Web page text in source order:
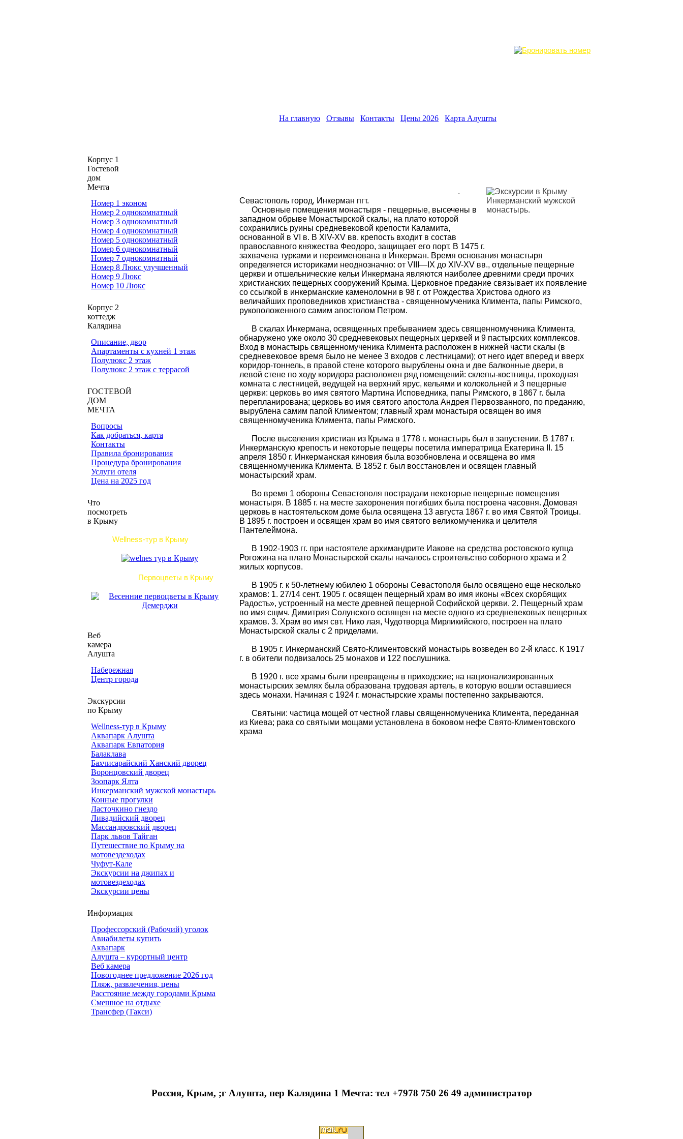
На главную Отзывы Контакты Цены 2026 Карта Алушты
Корпус 1
Гостевой
дом
Мечта
Номер 1 эконом
Номер 2 однокомнатный
Номер 3 однокомнатный
Номер 4 однокомнатный
Номер 5 однокомнатный
Номер 6 однокомнатный
Номер 7 однокомнатный
Номер 8 Люкс улучшенный
Номер 9 Люкс
Номер 10 Люкс
Корпус 2
коттедж
Калядина
Описание, двор
Апартаменты c кухней 1 этаж
Полулюкс 2 этаж
Полулюкс 2 этаж с террасой
ГОСТЕВОЙ
ДОМ
МЕЧТА
Вопросы
Как добраться, карта
Контакты
Правила бронирования
Процедура бронирования
Услуги отеля
Цена на 2025 год
Что
посмотреть
в Крыму
Wellness-тур в Крыму
Первоцветы в Крыму
Веб
камера
Алушта
Набережная
Центр города
Экскурсии
по Крыму
Wellness-тур в Крыму
Аквапарк Алушта
Аквапарк Евпатория
Балаклава
Бахчисарайский Ханский дворец
Воронцовский дворец
Зоопарк Ялта
Инкерманский мужской монастырь
Конные прогулки
Ласточкино гнездо
Ливадийский дворец
Массандровский дворец
Парк львов Тайган
Путешествие по Крыму на
мотовездеходах
Чуфут-Кале
Экскурсии на джипах и
мотовездеходах
Экскурсии цены
Информация
Профессорский (Рабочий) уголок
Авиабилеты купить
Аквапарк
Алушта – курортный центр
Веб камера
Новогоднее предложение 2026 год
Пляж, развлечения, цены
Расстояние между городами Крыма
Смешное на отдыхе
Трансфер (Такси)
.
Севастополь город, Инкерман пгт.
Основные помещения монастыря - пещерные, высечены в
западном обрыве Монастырской скалы, на плато которой
сохранились руины средневековой крепости Каламита,
основанной в VI в. В XIV-XV вв. крепость входит в состав
православного княжества Феодоро, защищает его порт. В 1475 г.
захвачена турками и переименована в Инкерман. Время основания монастыря
определяется историками неоднозначно: от VIII—IX до XIV-XV вв., отдельные пещерные
церкви и отшельнические кельи Инкермана являются наиболее древними среди прочих
христианских пещерных сооружений Крыма. Церковное предание связывает их появление
со ссылкой в инкерманские каменоломни в 98 г. от Рождества Христова одного из
величайших проповедников христианства - священномученика Климента, папы Римского,
рукоположенного самим апостолом Петром.
В скалах Инкермана, освященных пребыванием здесь священномученика Климента,
обнаружено уже около 30 средневековых пещерных церквей и 9 пастырских комплексов.
Вход в монастырь священномученика Климента расположен в нижней части скалы (в
средневековое время было не менее 3 входов с лестницами); от него идет вперед и вверх
коридор-тоннель, в правой стене которого вырублены окна и две балконные двери, в
левой стене по ходу коридора расположен ряд помещений: склепы-костницы, проходная
комната с лестницей, ведущей на верхний ярус, кельями и колокольней и 3 пещерные
церкви: церковь во имя святого Мартина Исповедника, папы Римского, в 1867 г. была
перепланирована; церковь во имя святого апостола Андрея Первозванного, по преданию,
вырублена самим папой Климентом; главный храм монастыря освящен во имя
священномученика Климента, папы Римского.
После выселения христиан из Крыма в 1778 г. монастырь был в запустении. В 1787 г.
Инкерманскую крепость и некоторые пещеры посетила императрица Екатерина II. 15
апреля 1850 г. Инкерманская киновия была возобновлена и освящена во имя
священномученика Климента. В 1852 г. был восстановлен и освящен главный
монастырский храм.
Во время 1 обороны Севастополя пострадали некоторые пещерные помещения
монастыря. В 1885 г. на месте захоронения погибших была построена часовня. Домовая
церковь в настоятельском доме была освящена 13 августа 1867 г. во имя Святой Троицы.
В 1895 г. построен и освящен храм во имя святого великомученика и целителя
Пантелеймона.
В 1902-1903 гг. при настоятеле архимандрите Иакове на средства ростовского купца
Рогожина на плато Монастырской скалы началось строительство соборного храма и 2
жилых корпусов.
В 1905 г. к 50-летнему юбилею 1 обороны Севастополя было освящено еще несколько
храмов: 1. 27/14 сент. 1905 г. освящен пещерный храм во имя иконы «Всех скорбящих
Радость», устроенный на месте древней пещерной Софийской церкви. 2. Пещерный храм
во имя сщмч. Димитрия Солунского освящен на месте одного из средневековых пещерных
храмов. 3. Храм во имя свт. Нико лая, Чудотворца Мирликийского, построен на плато
Монастырской скалы с 2 приделами.
В 1905 г. Инкерманский Свято-Климентовский монастырь возведен во 2-й класс. К 1917
г. в обители подвизалось 25 монахов и 122 послушника.
В 1920 г. все храмы были превращены в приходские; на национализированных
монастырских землях была образована трудовая артель, в которую вошли оставшиеся
здесь монахи. Начиная с 1924 г. монастырские храмы постепенно закрываются.
Cвятыни: частица мощей от честной главы священномученика Климента, переданная
из Киева; рака со святыми мощами установлена в боковом нефе Свято-Климентовского
храма
Россия, Крым, ;г Алушта, пер Калядина 1 Мечта: тел +7978 750 26 49 администратор